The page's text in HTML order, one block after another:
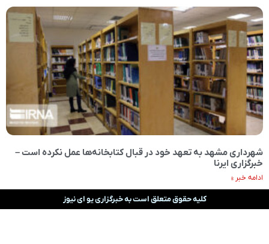
شهرداری مشهد به تعهد خود در قبال کتابخانه‌ها عمل نکرده است –
خبرگزاری ایرنا
ادامه خبر »
کلیه حقوق متعلق است به خبرگزاری یو ای نیوز